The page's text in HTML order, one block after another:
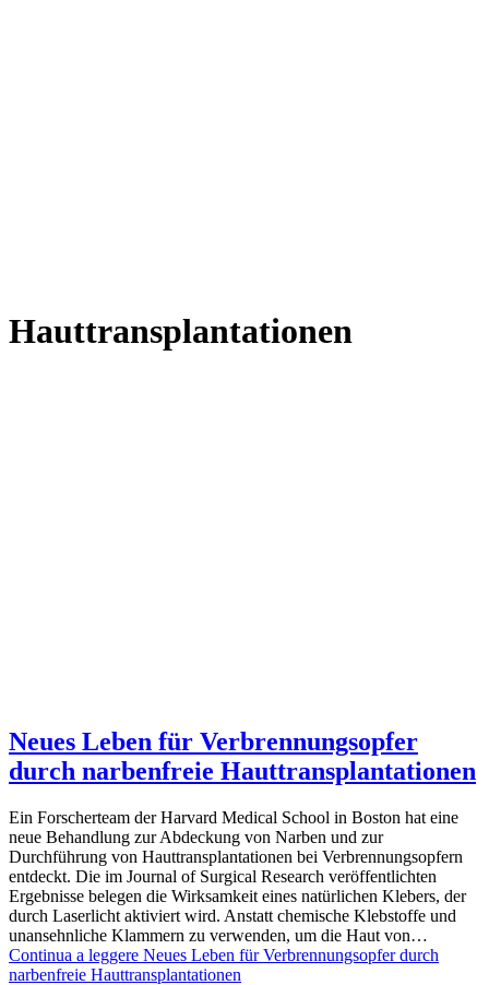
Hauttransplantationen
Neues Leben für Verbrennungsopfer
durch narbenfreie Hauttransplantationen
Ein Forscherteam der Harvard Medical School in Boston hat eine
neue Behandlung zur Abdeckung von Narben und zur
Durchführung von Hauttransplantationen bei Verbrennungsopfern
entdeckt. Die im Journal of Surgical Research veröffentlichten
Ergebnisse belegen die Wirksamkeit eines natürlichen Klebers, der
durch Laserlicht aktiviert wird. Anstatt chemische Klebstoffe und
unansehnliche Klammern zu verwenden, um die Haut von…
Continua a leggere Neues Leben für Verbrennungsopfer durch
narbenfreie Hauttransplantationen